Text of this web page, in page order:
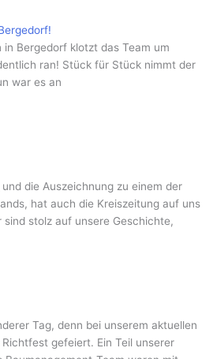
in Bergedorf klotzt das Team um
ran! Stück für Stück nimmt der
war es an
die Auszeichnung zu einem der
hat auch die Kreiszeitung auf uns
stolz auf unsere Geschichte,
Tag, denn bei unserem aktuellen
gefeiert. Ein Teil unserer